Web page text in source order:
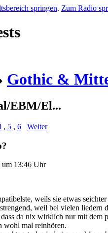
springen. Zum Radio
Gothic &
EBM/El...
, 5 , 6 Weiter
um 13:46 Uhr
weils sie etwas
weil bei vielen
da nix wirklich nur mit dem
wohl mal reinhören.